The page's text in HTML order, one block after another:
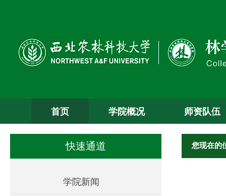
首页 学院概况 师资队伍
快速通道
学院新闻
您现在的